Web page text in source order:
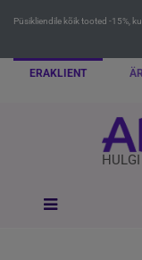
Püsikliendile kõik tooted -15%,
ERAKLIENT